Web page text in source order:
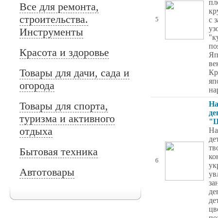
Все для ремонта,
строительства.
Инструменты
Красота и здоровье
Товары для дачи, сада и
огорода
Товары для спорта,
туризма и активного
отдыха
Бытовая техника
Автотовары
5
с
6